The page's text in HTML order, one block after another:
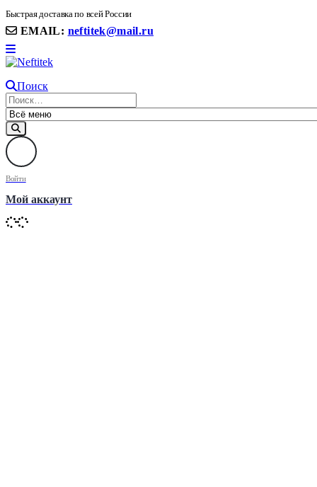
Быстрая доставка по всей России
EMAIL: neftitek@mail.ru
Поиск
Войти
Мой аккаунт
8(906) 399 11 22 | 8(905)367-58-58